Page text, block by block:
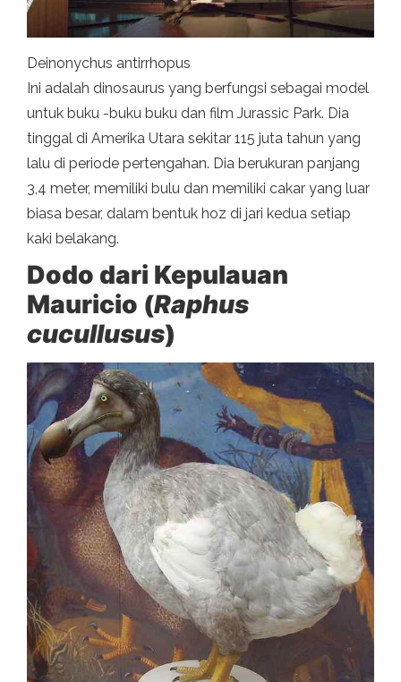
Deinonychus antirrhopus
Ini adalah dinosaurus yang berfungsi sebagai model
untuk buku -buku buku dan film Jurassic Park. Dia
tinggal di Amerika Utara sekitar 115 juta tahun yang
lalu di periode pertengahan. Dia berukuran panjang
3,4 meter, memiliki bulu dan memiliki cakar yang luar
biasa besar, dalam bentuk hoz di jari kedua setiap
kaki belakang.
Dodo dari Kepulauan
Mauricio (Raphus
cucullusus)